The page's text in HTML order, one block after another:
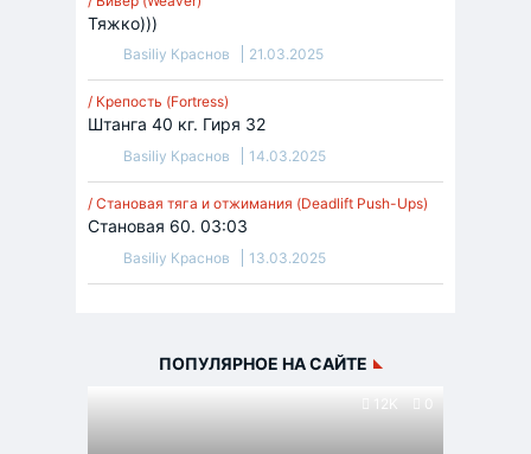
Тяжко)))
Basiliy Краснов 21.03.2025
/ Крепость (Fortress)
Штанга 40 кг. Гиря 32
Basiliy Краснов 14.03.2025
/ Становая тяга и отжимания (Deadlift Push-Ups)
Становая 60. 03:03
Basiliy Краснов 13.03.2025
ПОПУЛЯРНОЕ НА САЙТЕ
12K